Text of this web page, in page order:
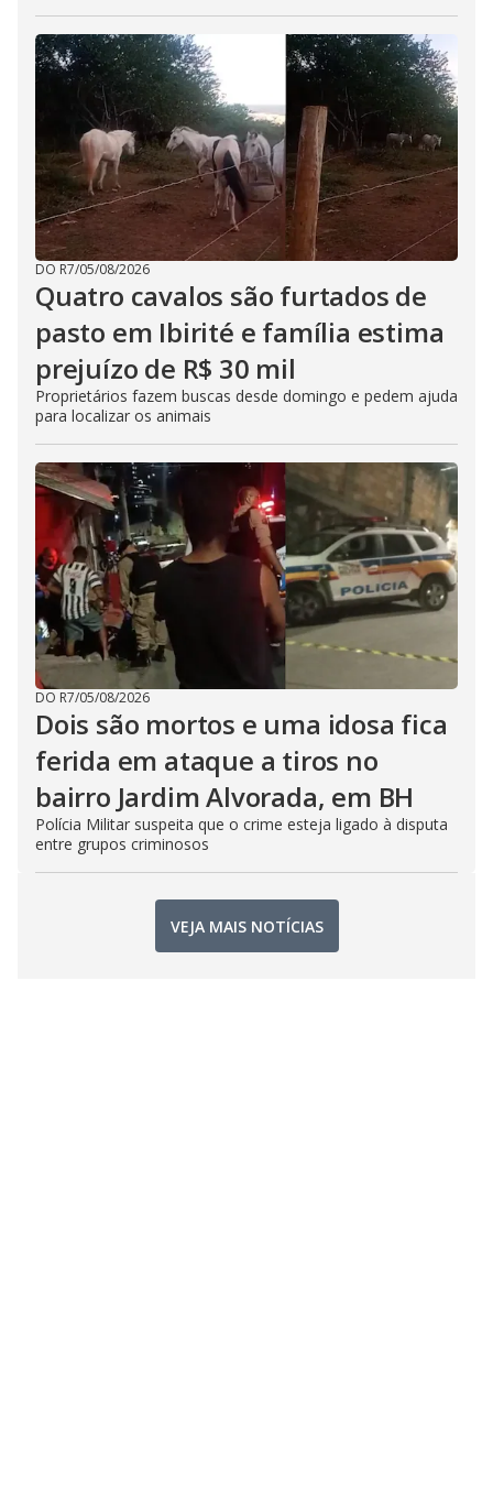
DO R7/05/08/2026
Quatro cavalos são furtados de
pasto em Ibirité e família estima
prejuízo de R$ 30 mil
Proprietários fazem buscas desde domingo e pedem ajuda
para localizar os animais
DO R7/05/08/2026
Dois são mortos e uma idosa fica
ferida em ataque a tiros no
bairro Jardim Alvorada, em BH
Polícia Militar suspeita que o crime esteja ligado à disputa
entre grupos criminosos
VEJA MAIS NOTÍCIAS